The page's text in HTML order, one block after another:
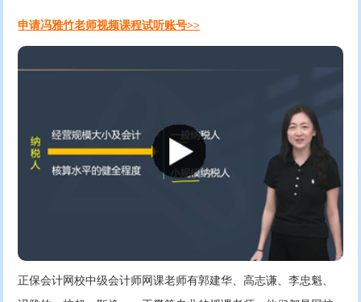
申请冯雅竹老师视频课程试听账号>>
正保会计网校中级会计师网课老师有郭建华、高志谦、李忠魁、